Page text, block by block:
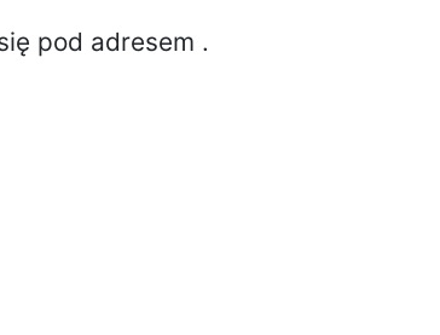
pod adresem .